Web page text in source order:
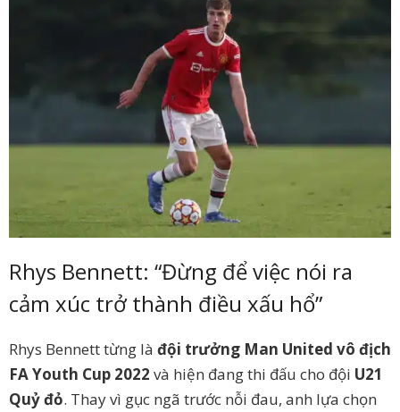
Rhys Bennett: “Đừng để việc nói ra
cảm xúc trở thành điều xấu hổ”
Rhys Bennett từng là đội trưởng Man United vô địch
FA Youth Cup 2022 và hiện đang thi đấu cho đội U21
Quỷ đỏ. Thay vì gục ngã trước nỗi đau, anh lựa chọn